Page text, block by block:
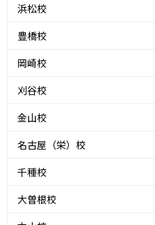
浜松校
豊橋校
岡崎校
刈谷校
金山校
名古屋（栄）校
千種校
大曽根校